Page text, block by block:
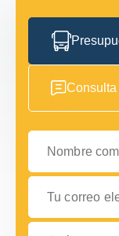
Consulta
Nombre completo
Tu correo
Cuéntanos